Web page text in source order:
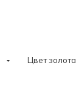
Цвет золота